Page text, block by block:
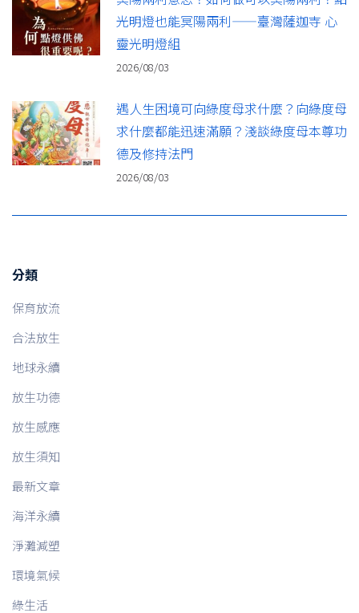
光明燈也能冥陽兩利——臺灣薩迦寺 心
靈光明燈組
2026/08/03
遇人生困境可向綠度母求什麼？向綠度母
求什麼都能迅速滿願？淺談綠度母本尊功
德及修持法門
2026/08/03
分類
保育放流
合法放生
地球永續
放生功德
放生感應
放生須知
最新文章
海洋永續
淨灘減塑
環境氣候
綠生活